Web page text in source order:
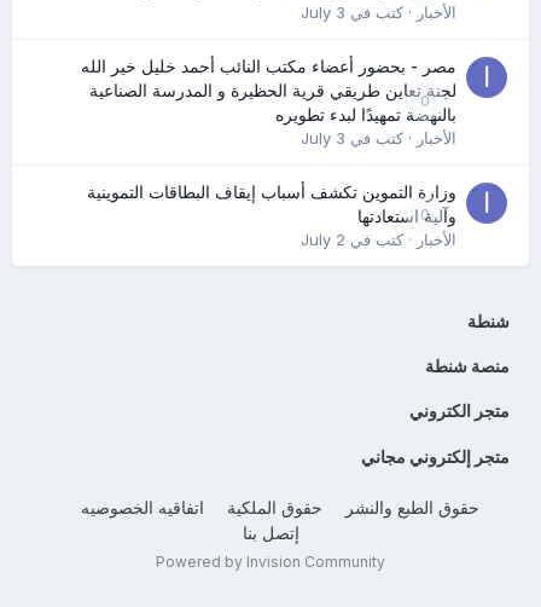
الأخبار· كتب في July 3
0
مصر - بحضور أعضاء مكتب النائب أحمد خليل خير الله
لجنة تعاين طريقي قرية الحظيرة و المدرسة الصناعية
بالنهضة تمهيدًا لبدء تطويره
الأخبار· كتب في July 3
0
وزارة التموين تكشف أسباب إيقاف البطاقات التموينية
وآلية استعادتها
الأخبار· كتب في July 2
شنطة
منصة شنطة
متجر الكتروني
متجر إلكتروني مجاني
حقوق الطبع والنشر حقوق الملكية
اتفاقيه الخصوصيه
إتصل بنا
Powered by Invision Community